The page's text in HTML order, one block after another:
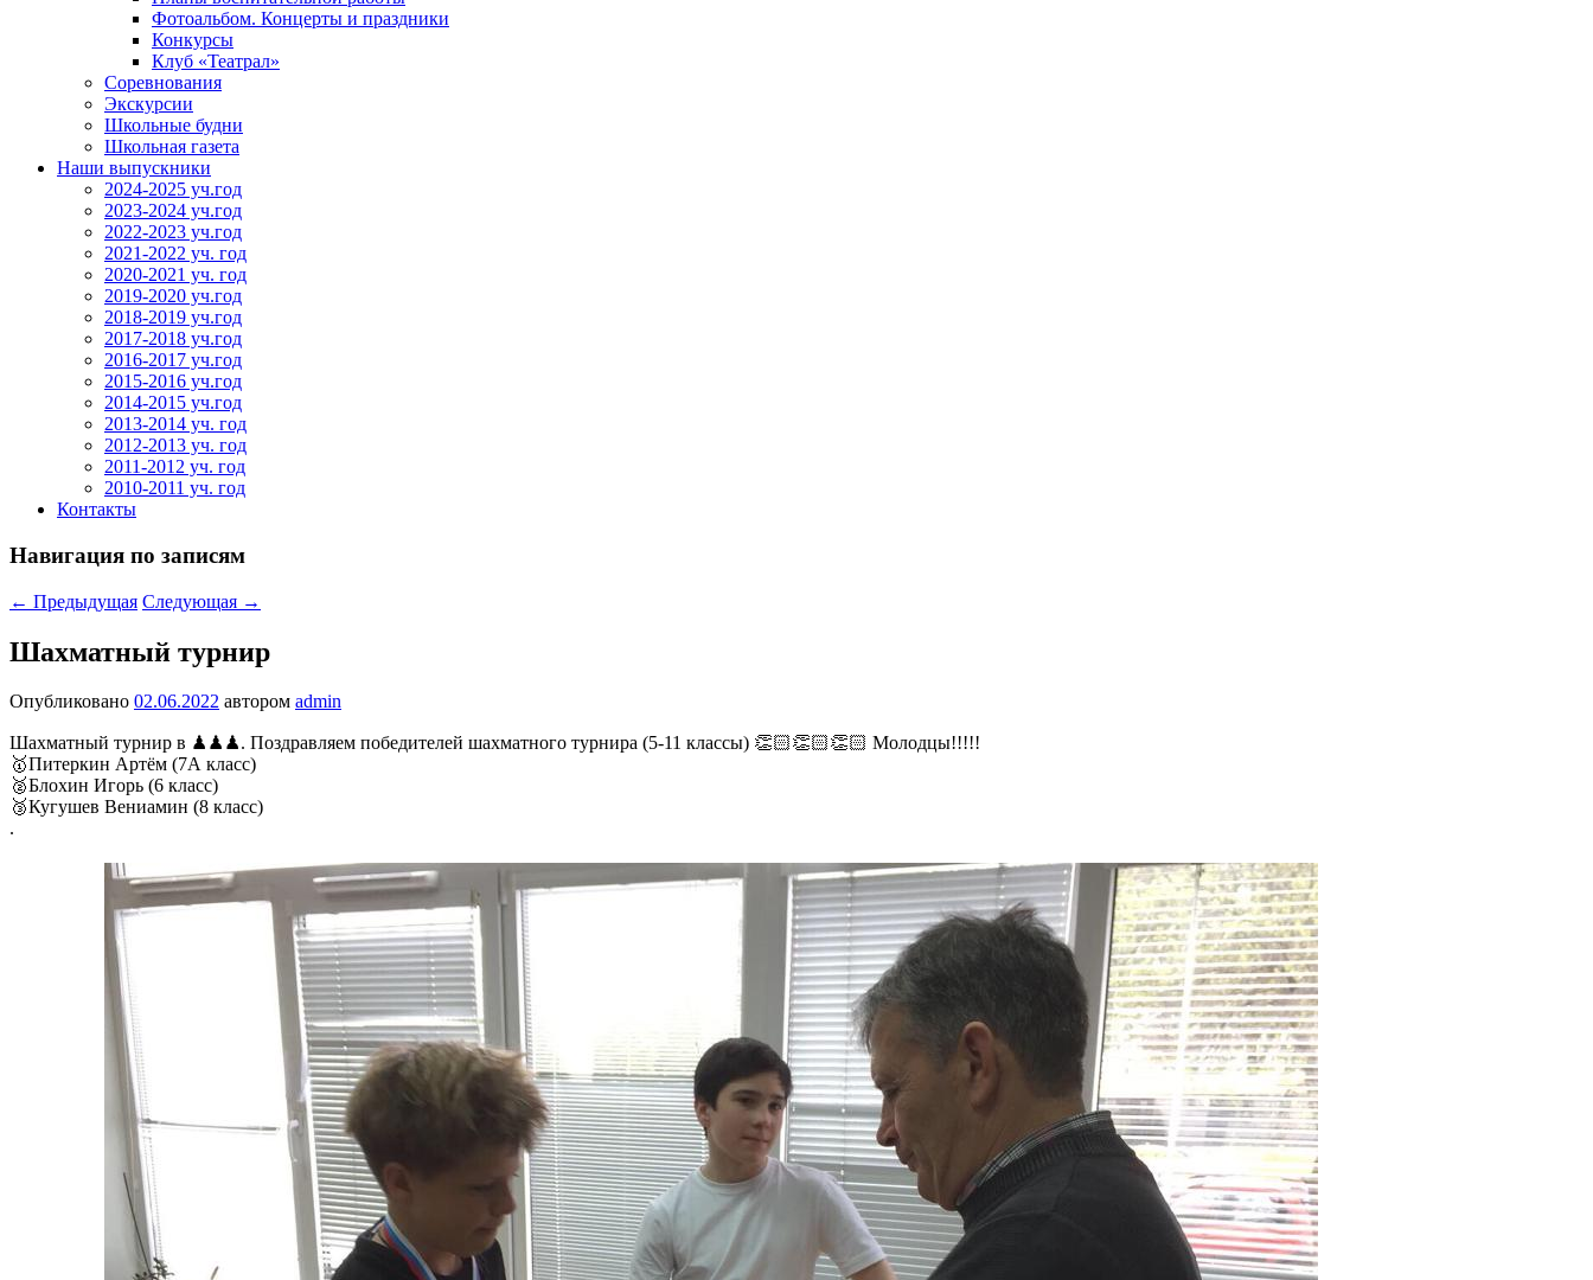
Фотоальбом. Концерты и праздники
Конкурсы
Клуб «Театрал»
Соревнования
Экскурсии
Школьные будни
Школьная газета
Наши выпускники
2024-2025 уч.год
2023-2024 уч.год
2022-2023 уч.год
2021-2022 уч. год
2020-2021 уч. год
2019-2020 уч.год
2018-2019 уч.год
2017-2018 уч.год
2016-2017 уч.год
2015-2016 уч.год
2014-2015 уч.год
2013-2014 уч. год
2012-2013 уч. год
2011-2012 уч. год
2010-2011 уч. год
Контакты
Навигация по записям
← Предыдущая Следующая →
Шахматный турнир
Опубликовано 02.06.2022 автором admin
Шахматный турнир в ♟♟♟. Поздравляем победителей шахматного турнира (5-11 классы) 👏🏻👏🏻👏🏻 Молодцы!!!!!
🥇Питеркин Артём (7А класс)
🥈Блохин Игорь (6 класс)
🥉Кугушев Вениамин (8 класс)
.